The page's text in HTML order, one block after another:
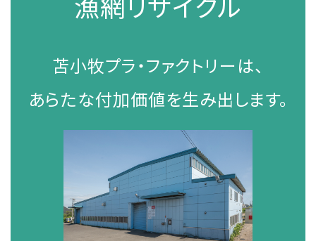
苫小牧プラ・ファクトリーは、
あらたな付加価値を生み出します。